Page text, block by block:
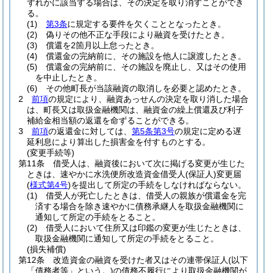
ずれかに該当する場合は、その決定を取り消すことができ
る。
(1)
第3条に規定する要件を欠くこととなったとき。
(2)
偽りその他不正な手段により融資を受けたとき。
(3)
償還を2箇月以上怠ったとき。
(4)
償還金の完納前に、その施設を他人に譲渡したとき。
(5)
償還金の完納前に、その施設を廃止し、又はその使用
を中止したとき。
(6)
その他町長が当該融資の取消しを必要と認めたとき。
2
前項の規定により、融資あっせんの決定を取り消した場合
は、町長又は取扱金融機関は、融資金の繰上償還及び利子
補給金相当額の返還を命ずることができる。
3
前項の返還金に対しては、 第5条第3号の規定に定める遅
延利息により算出した損害金を付すものとする。
(変更手続等)
第11条
借受人は、融資後において次に掲げる変更が生じた
ときは、速やかに水洗便所改造資金借受人(保証人)変更届
(様式第4号)を提出して所定の手続をしなければならない。
(1)
借受人が死亡したときは、借受人の親族が償還金を完
済する場合を除き速やかに債務承継人を取扱金融機関に
通知して所定の手続をとること。
(2)
借受人において住所又は印鑑の変更が生じたときは、
取扱金融機関に通知して所定の手続をとること。
(損失補償)
第12条
改造資金の融資を受けた者又はその連帯保証人(以下
「債務者等」という。)の債務不履行により取扱金融機関が